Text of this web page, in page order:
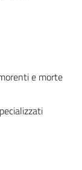
e morte